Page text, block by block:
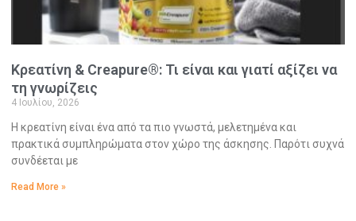
Κρεατίνη & Creapure®: Τι είναι και γιατί αξίζει να
τη γνωρίζεις
4 Ιουλίου, 2026
Η κρεατίνη είναι ένα από τα πιο γνωστά, μελετημένα και
πρακτικά συμπληρώματα στον χώρο της άσκησης. Παρότι συχνά
συνδέεται με
Read More »